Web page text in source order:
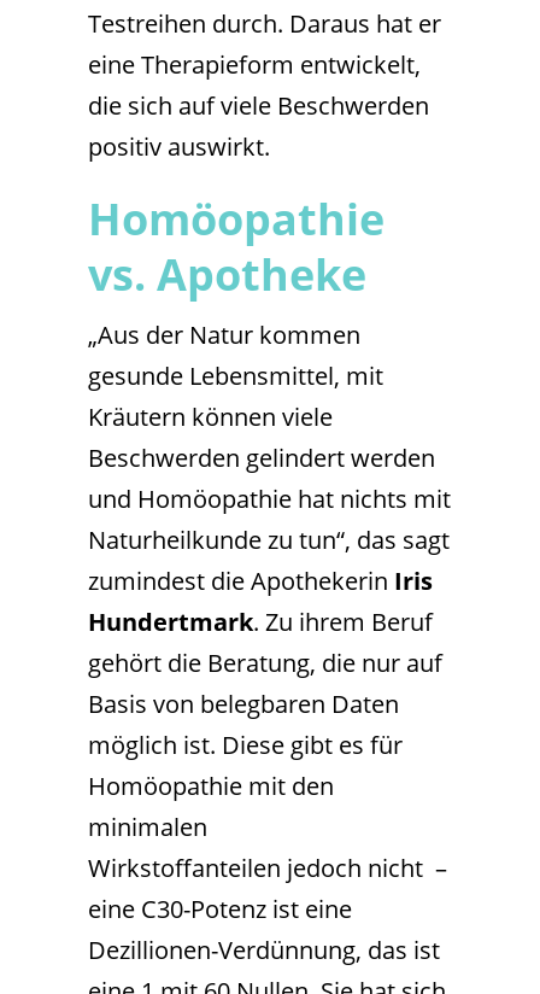
Testreihen durch. Daraus hat er
eine Therapieform entwickelt,
die sich auf viele Beschwerden
positiv auswirkt.
Homöopathie
vs. Apotheke
„Aus der Natur kommen
gesunde Lebensmittel, mit
Kräutern können viele
Beschwerden gelindert werden
und Homöopathie hat nichts mit
Naturheilkunde zu tun“, das sagt
zumindest die Apothekerin Iris
Hundertmark. Zu ihrem Beruf
gehört die Beratung, die nur auf
Basis von belegbaren Daten
möglich ist. Diese gibt es für
Homöopathie mit den
minimalen
Wirkstoffanteilen jedoch nicht –
eine C30-Potenz ist eine
Dezillionen-Verdünnung, das ist